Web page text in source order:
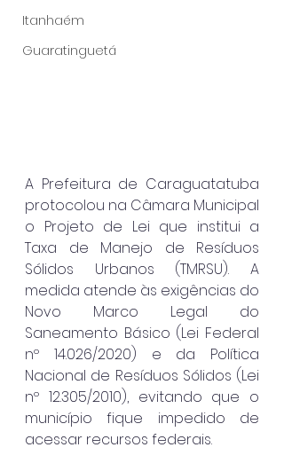
Itanhaém
Guaratinguetá
A Prefeitura de Caraguatatuba
protocolou na Câmara Municipal
o Projeto de Lei que institui a
Taxa de Manejo de Resíduos
Sólidos Urbanos (TMRSU). A
medida atende às exigências do
Novo Marco Legal do
Saneamento Básico (Lei Federal
nº 14.026/2020) e da Política
Nacional de Resíduos Sólidos (Lei
nº 12.305/2010), evitando que o
município fique impedido de
acessar recursos federais.